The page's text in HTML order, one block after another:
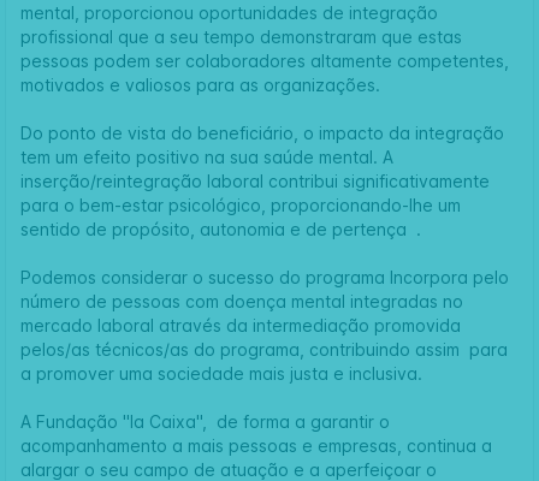
mental, proporcionou oportunidades de integração
profissional que a seu tempo demonstraram que estas
pessoas podem ser colaboradores altamente competentes,
motivados e valiosos para as organizações.
Do ponto de vista do beneficiário, o impacto da integração
tem um efeito positivo na sua saúde mental. A
inserção/reintegração laboral contribui significativamente
para o bem-estar psicológico, proporcionando-lhe um
sentido de propósito, autonomia e de pertença .
Podemos considerar o sucesso do programa Incorpora pelo
número de pessoas com doença mental integradas no
mercado laboral através da intermediação promovida
pelos/as técnicos/as do programa, contribuindo assim para
a promover uma sociedade mais justa e inclusiva.
A Fundação "la Caixa", de forma a garantir o
acompanhamento a mais pessoas e empresas, continua a
alargar o seu campo de atuação e a aperfeiçoar o